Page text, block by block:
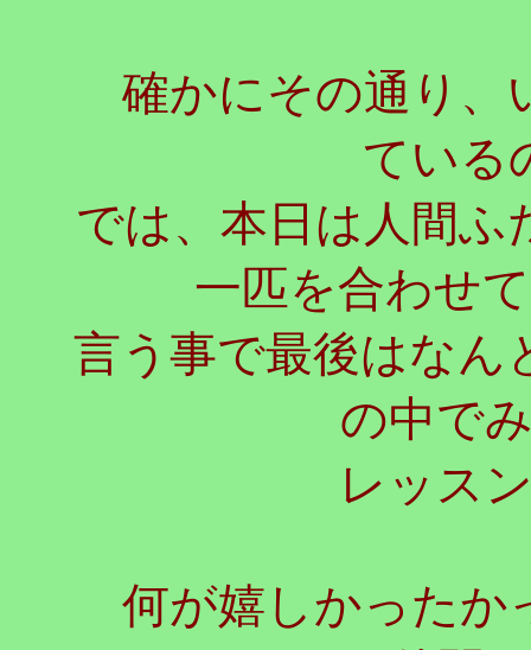
確かにその通り、
ている
では、本日は人間
一匹を合わせ
言う事で最後はなん
の中で
レッス
何が嬉しかったか